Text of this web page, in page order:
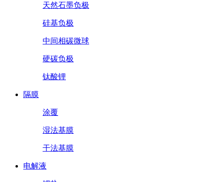
天然石墨负极
硅基负极
中间相碳微球
硬碳负极
钛酸锂
隔膜
涂覆
湿法基膜
干法基膜
电解液